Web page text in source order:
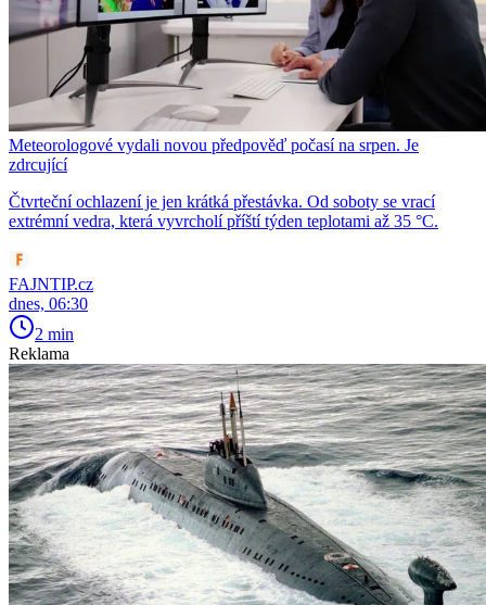
Meteorologové vydali novou předpověď počasí na srpen. Je
zdrcující
Čtvrteční ochlazení je jen krátká přestávka. Od soboty se vrací
extrémní vedra, která vyvrcholí příští týden teplotami až 35 °C.
FAJNTIP.cz
dnes, 06:30
2 min
Reklama